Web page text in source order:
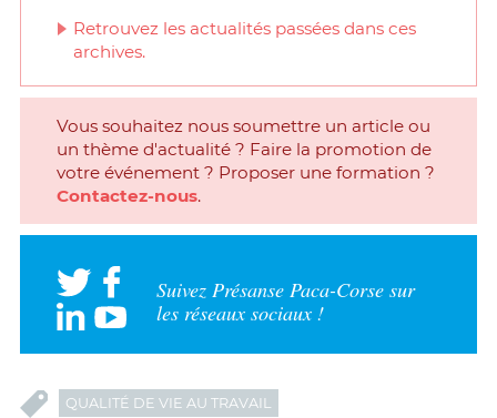
Retrouvez les actualités passées dans ces
archives.
Vous souhaitez nous soumettre un article ou
un thème d'actualité ? Faire la promotion de
votre événement ? Proposer une formation ?
Contactez-nous.
Suivez Présanse Paca-Corse sur
les réseaux sociaux !
QUALITÉ DE VIE AU TRAVAIL